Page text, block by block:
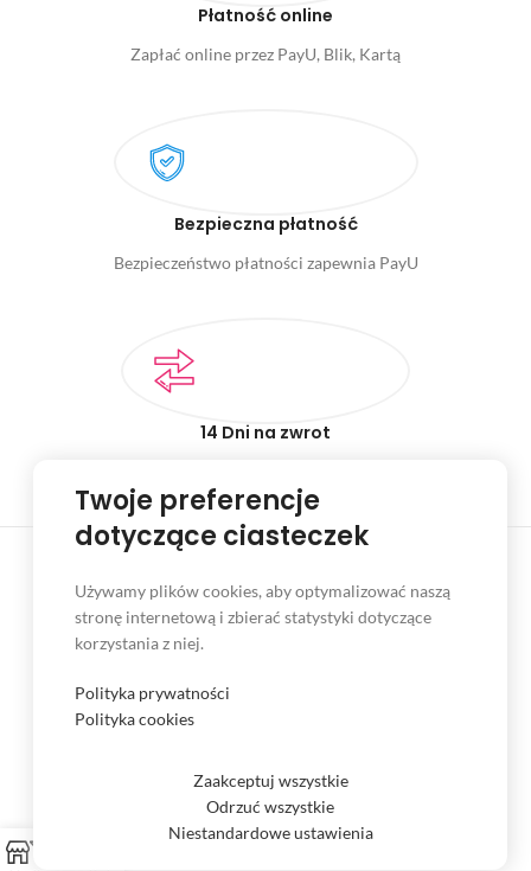
Płatność online
Zapłać online przez PayU, Blik, Kartą
Bezpieczna płatność
Bezpieczeństwo płatności zapewnia PayU
14 Dni na zwrot
Plan Niepodległości 3B
Tel. (52) 397 81 60
Tel. kom. 606 435 379
sklep@wirnik.com
Twoje preferencje
dotyczące ciasteczek
Używamy plików cookies, aby optymalizować naszą
stronę internetową i zbierać statystyki dotyczące
korzystania z niej.
Polityka prywatności
Polityka cookies
Zaakceptuj wszystkie
Odrzuć wszystkie
Niestandardowe ustawienia